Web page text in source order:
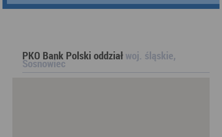
PKO Bank Polski oddziałwoj. śląskie,
Sosnowiec